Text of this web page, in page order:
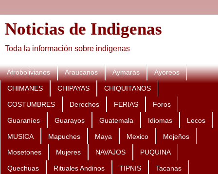
Noticias de Indigenas
Toda la información sobre indigenas
Afrobolivianos Araucanos Aymaras Ayoreos
CHIMANES CHIPAYAS CHIQUITANOS
COSTUMBRES Derechos FERIAS Foros
Guaraníes Guarayos Guatemala Idiomas Lecos
MUSICA Mapuches Maya Mexico Mojeños
Mosetones Mujeres NAVAJOS PUQUINA
Quechuas Rituales Andinos TIPNIS Tacanas